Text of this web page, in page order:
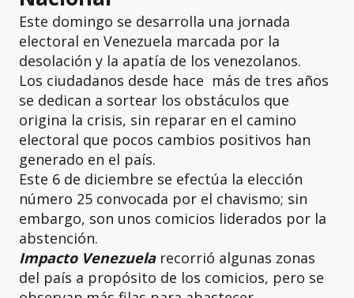
Este domingo se desarrolla una jornada
electoral en Venezuela marcada por la
desolación y la apatía de los venezolanos.
Los ciudadanos desde hace más de tres años
se dedican a sortear los obstáculos que
origina la crisis, sin reparar en el camino
electoral que pocos cambios positivos han
generado en el país.
Este 6 de diciembre se efectúa la elección
número 25 convocada por el chavismo; sin
embargo, son unos comicios liderados por la
abstención.
Impacto Venezuelarecorrió algunas zonas
del país a propósito de los comicios, pero se